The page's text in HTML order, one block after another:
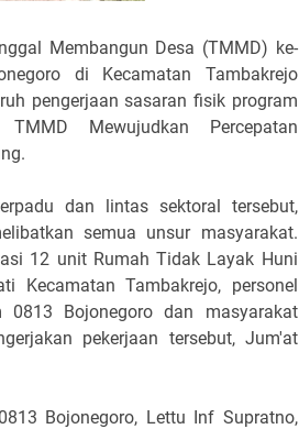
Membangun Desa (TMMD) ke-
di Kecamatan Tambakrejo
pengerjaan sasaran fisik program
Mewujudkan Percepatan
dan lintas sektoral tersebut,
semua unsur masyarakat.
12 unit Rumah Tidak Layak Huni
Kecamatan Tambakrejo, personel
Bojonegoro dan masyarakat
pekerjaan tersebut, Jum'at
Bojonegoro, Lettu Inf Supratno,